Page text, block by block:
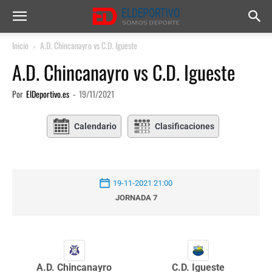
Inicio A.D. Chincanayro vs C.D. Igueste
A.D. Chincanayro vs C.D. Igueste
Por ElDeportivo.es - 19/11/2021
Calendario Clasificaciones
19-11-2021 21:00
JORNADA 7
A.D. Chincanayro C.D. Igueste